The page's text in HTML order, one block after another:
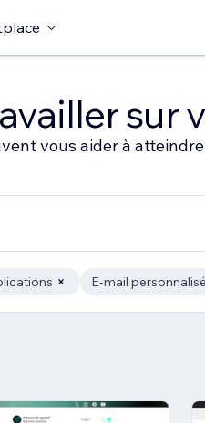
sur
vous aider à
E-mail personnalisé